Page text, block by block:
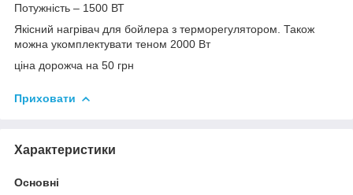
Потужність – 1500 ВТ
Якісний нагрівач для бойлера з терморегулятором. Також
можна укомплектувати теном 2000 Вт
ціна дорожча на 50 грн
Приховати
Характеристики
Основні